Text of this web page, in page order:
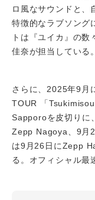
ロ風なサウンドと、
特徴的なラブソング
トは『ユイカ』の
佳奈が担当している。
さらに、2025年9月
TOUR 「
Sapporoを皮切りに
Zepp Nagoya、9月
は9月26日にZepp
る。オフィシャル最